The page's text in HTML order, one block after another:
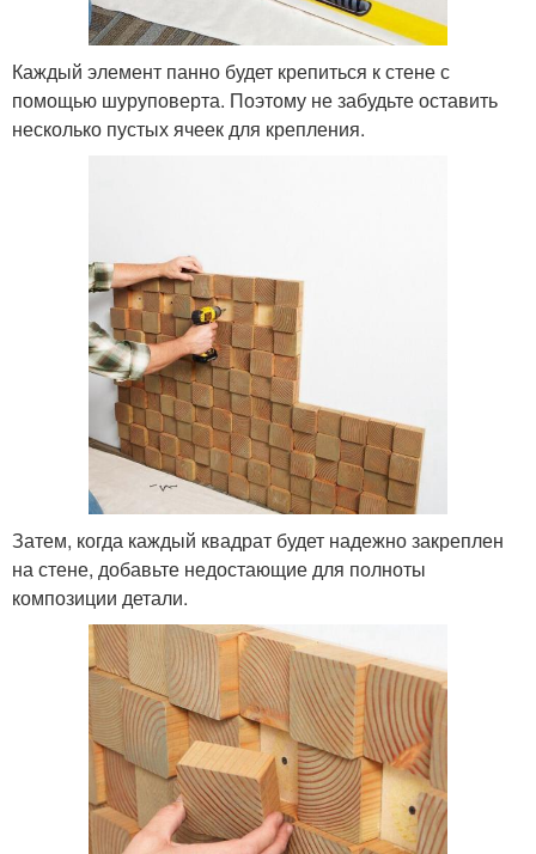
Каждый элемент панно будет крепиться к стене с
помощью шуруповерта. Поэтому не забудьте оставить
несколько пустых ячеек для крепления.
Затем, когда каждый квадрат будет надежно закреплен
на стене, добавьте недостающие для полноты
композиции детали.